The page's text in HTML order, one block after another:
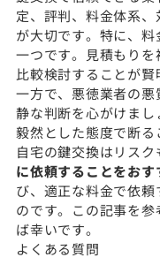
定、評判、料金体系
が大切です。特に、
一つです。見積もりを
比較検討することが賢
一方で、悪徳業者の
静な判断を心がけまし
毅然とした態度で断る
自宅の鍵交換はリス
に依頼することをおす
び、適正な料金で依
のです。この記事を
ば幸いです。
よくある質問